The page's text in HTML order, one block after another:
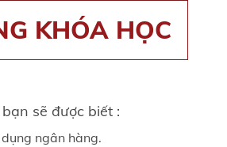
KHÓA HỌC
sẽ được biết :
ngân hàng.